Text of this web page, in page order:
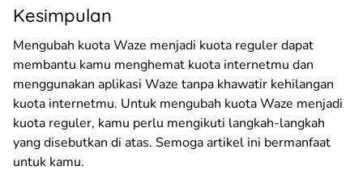
Kesimpulan
Mengubah kuota Waze menjadi kuota reguler dapat
membantu kamu menghemat kuota internetmu dan
menggunakan aplikasi Waze tanpa khawatir kehilangan
kuota internetmu. Untuk mengubah kuota Waze menjadi
kuota reguler, kamu perlu mengikuti langkah-langkah
yang disebutkan di atas. Semoga artikel ini bermanfaat
untuk kamu.